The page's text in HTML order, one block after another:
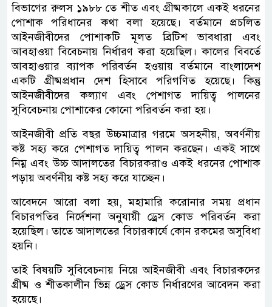
বিভাগের রুলস ১৯৮৮ তে শীত এবং গ্রীষ্মকালে একই ধরনের
পোশাক পরিধানের কথা বলা হয়েছে। বর্তমানে প্রচলিত
আইনজীবীদের পোশাকটি মূলত ব্রিটিশ ভাবধারা এবং
আবহাওয়া বিবেচনায় নির্ধারণ করা হয়েছিল। কালের বিবর্তে
আবহাওয়ার ব্যাপক পরিবর্তন হওয়ায় বর্তমানে বাংলাদেশ
একটি গ্রীষ্মপ্রধান দেশ হিসাবে পরিগণিত হয়েছে। কিন্তু
আইনজীবীদের কল্যাণ এবং পেশাগত দায়িত্ব পালনের
সুবিবেচনায় পোশাকের কোনো পরিবর্তন করা হয়।‌
আইনজীবী প্রতি বছর উচ্চমাত্রার গরমে অসহনীয়, অবর্ণনীয়
কষ্ট সহ্য করে পেশাগত দায়িত্ব পালন করছেন। একই সাথে
নিম্ন এবং উচ্চ আদালতের বিচারকরাও একই ধরনের পোশাক
পড়ায় অবর্ণনীয় কষ্ট সহ্য করে যাচ্ছেন।
আবেদনে আরো বলা হয়, মহামারি করোনার সময় প্রধান
বিচারপতির নির্দেশনা অনুযায়ী ড্রেস কোড পরিবর্তন করা
হয়েছিল। তাতে আদালতের বিচারকার্যে কোন রকমের অসুবিধা
হয়নি।
তাই বিষয়টি সুবিবেচনায় নিয়ে আইনজীবী এবং বিচারকদের
গ্রীষ্ম ও শীতকালীন ভিন্ন ড্রেস কোড নির্ধারণের আবেদন করা
হয়েছে।